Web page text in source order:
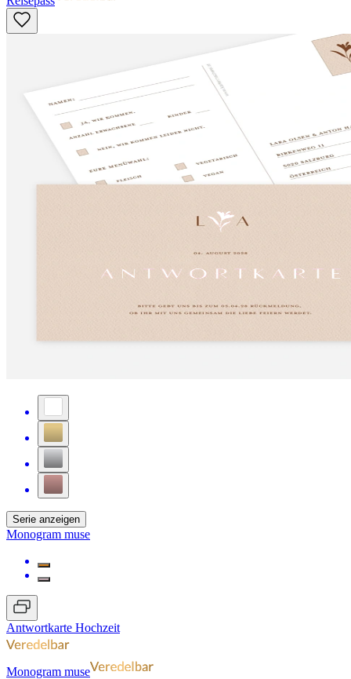
Serie anzeigen
Monogram muse
Antwortkarte Hochzeit
Monogram muse